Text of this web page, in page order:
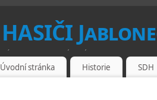
HASIČI
VÍTEJTE NA STRÁNKÁCH SBORU
Úvodní stránka Historie SDH